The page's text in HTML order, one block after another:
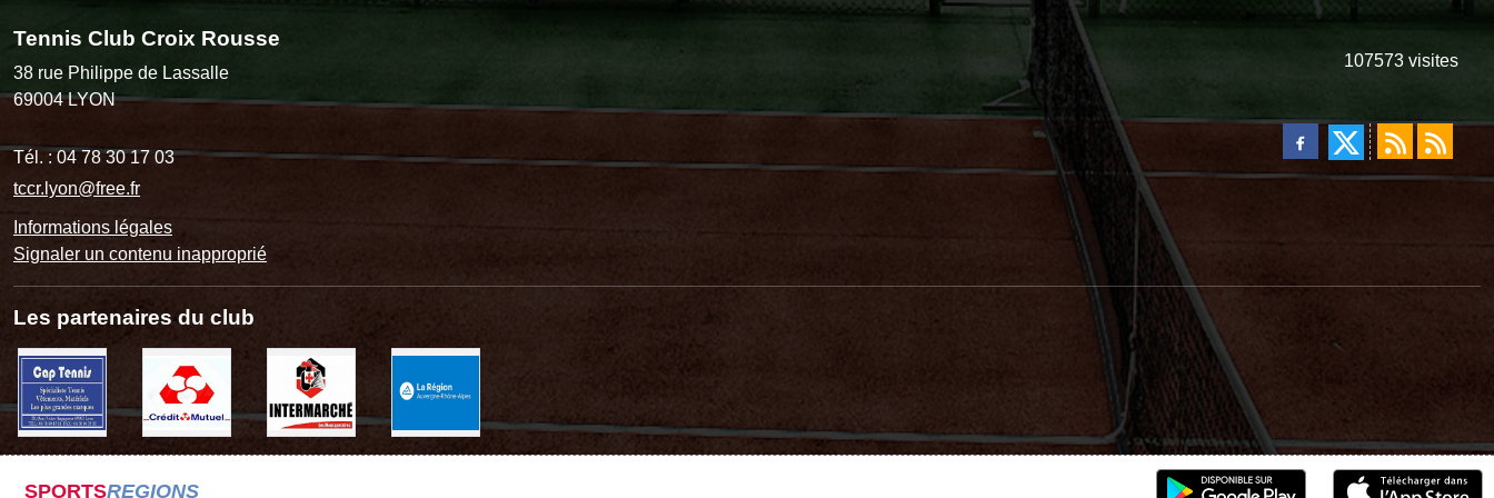
Tennis Club Croix Rousse
38 rue Philippe de Lassalle
69004 LYON
Tél. :04 78 30 17 03
tccr.lyon@free.fr
Informations légales
Signaler un contenu inapproprié
107573 visites
Les partenaires du club
SPORTSREGIONS